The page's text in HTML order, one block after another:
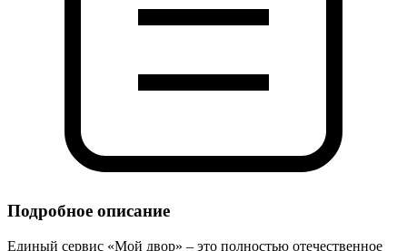
Подробное описание
Единый сервис «Мой двор» – это полностью отечественное